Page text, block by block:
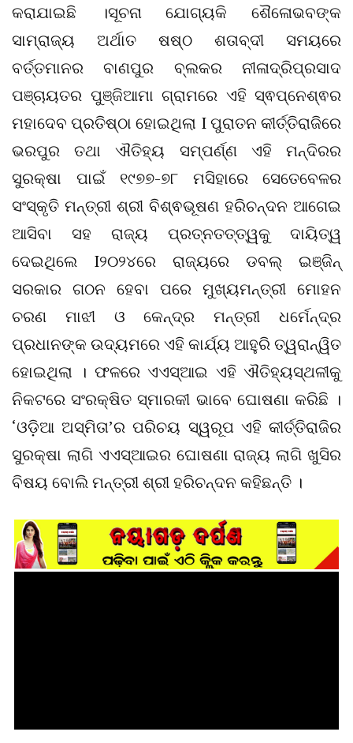
କରାଯାଇଛି ।ସୂଚନା ଯୋଗ୍ୟକି ଶୈଳୋଭବଙ୍କ
ସାମ୍ରାଜ୍ୟ ଅର୍ଥାତ ଷଷ୍ଠ ଶତାବ୍ଦୀ ସମୟରେ
ବର୍ତ୍ତମାନର ବାଣପୁର ବ୍ଲକର ନୀଳାଦ୍ରିପ୍ରସାଦ
ପଞ୍ଚାୟତର ପୁଞ୍ଜିଆମା ଗ୍ରାମରେ ଏହି ସ୍ଵପ୍ନେଶ୍ଵର
ମହାଦେବ ପ୍ରତିଷ୍ଠା ହୋଇଥିଲା I ପୁରାତନ କୀର୍ତ୍ତିରାଜିରେ
ଭରପୁର ତଥା ଐତିହ୍ୟ ସମ୍ପର୍ଣ୍ଣ ଏହି ମନ୍ଦିରର
ସୁରକ୍ଷା ପାଇଁ ୧୯୭୭-୭୮ ମସିହାରେ ସେତେବେଳର
ସଂସ୍କୃତି ମନ୍ତ୍ରୀ ଶ୍ରୀ ବିଶ୍ଵଭୂଷଣ ହରିଚନ୍ଦନ ଆଗେଇ
ଆସିବା ସହ ରାଜ୍ୟ ପ୍ରତ୍ନତତ୍ତ୍ୱକୁ ଦାୟିତ୍ୱ
ଦେଇଥିଲେ I୨୦୨୪ରେ ରାଜ୍ୟରେ ଡବଲ୍‌ ଇଞ୍ଜିନ୍‌
ସରକାର ଗଠନ ହେବା ପରେ ମୁଖ୍ୟମନ୍ତ୍ରୀ ମୋହନ
ଚରଣ ମାଝୀ ଓ କେନ୍ଦ୍ର ମନ୍ତ୍ରୀ ଧର୍ମେନ୍ଦ୍ର
ପ୍ରଧାନଙ୍କ ଉଦ୍ୟମରେ ଏହି କାର୍ଯ୍ୟ ଆହୁରି ତ୍ୱରାନ୍ୱିତ
ହୋଇଥିଲା । ଫଳରେ ଏଏସ୍‌ଆଇ ଏହି ଐତିହ୍ୟସ୍ଥଳୀକୁ
ନିକଟରେ ସଂରକ୍ଷିତ ସ୍ମାରକୀ ଭାବେ ଘୋଷଣା କରିଛି ।
‘ଓଡ଼ିଆ ଅସ୍ମିତା’ର ପରିଚୟ ସ୍ୱରୂପ ଏହି କୀର୍ତ୍ତିରାଜିର
ସୁରକ୍ଷା ଲାଗି ଏଏସ୍‌ଆଇର ଘୋଷଣା ରାଜ୍ୟ ଲାଗି ଖୁସିର
ବିଷୟ ବୋଲି ମନ୍ତ୍ରୀ ଶ୍ରୀ ହରିଚନ୍ଦନ କହିଛନ୍ତି ।